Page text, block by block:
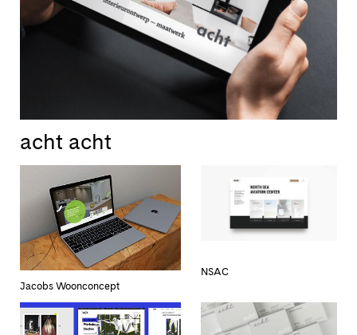
acht acht
Jacobs Woonconcept
NSAC